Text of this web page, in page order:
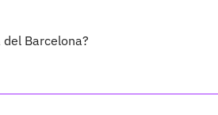
Barcelona?